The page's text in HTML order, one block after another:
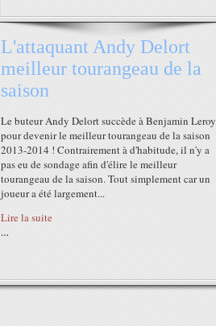
L'attaquant Andy Delort
meilleur tourangeau de la
saison
Le buteur Andy Delort succède à Benjamin Leroy
pour devenir le meilleur tourangeau de la saison
2013-2014 ! Contrairement à d'habitude, il n'y a
pas eu de sondage afin d'élire le meilleur
tourangeau de la saison. Tout simplement car un
joueur a été largement...
Lire la suite
…